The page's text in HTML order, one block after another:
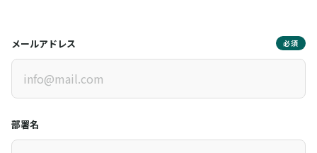
メールアドレス 必須
部署名